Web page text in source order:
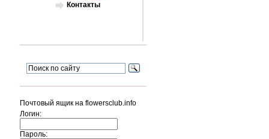
Контакты
Почтовый ящик на flowersclub.info
Логин:
Пароль: